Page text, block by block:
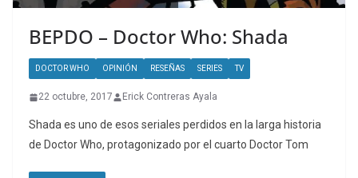
BEPDO – Doctor Who: Shada
DOCTOR WHO OPINIÓN RESEÑAS SERIES TV
22 octubre, 2017 Erick Contreras Ayala
Shada es uno de esos seriales perdidos en la larga historia
de Doctor Who, protagonizado por el cuarto Doctor Tom